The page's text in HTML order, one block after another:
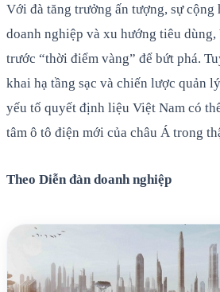
Với đà tăng trưởng ấn tượng, sự cộng
doanh nghiệp và xu hướng tiêu dùng,
trước “thời điểm vàng” để bứt phá.
khai hạ tầng sạc và chiến lược quản
yếu tố quyết định liệu Việt Nam có
tâm ô tô điện mới của châu Á trong
Theo Diễn đàn doanh nghiệp